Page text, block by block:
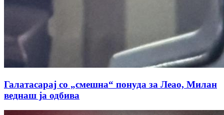
Галатасарај со „смешна“ понуда за Леао, Милан
веднаш ја одбива